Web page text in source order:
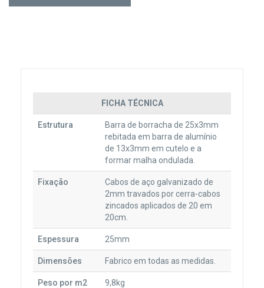
FICHA TÉCNICA
Estrutura
Barra de borracha de 25x3mm
rebitada em barra de alumínio
de 13x3mm em cutelo e a
formar malha ondulada.
Fixação
Cabos de aço galvanizado de
2mm travados por cerra-cabos
zincados aplicados de 20 em
20cm.
Espessura 25mm
Dimensões Fabrico em todas as medidas.
Peso por m2 9,8kg